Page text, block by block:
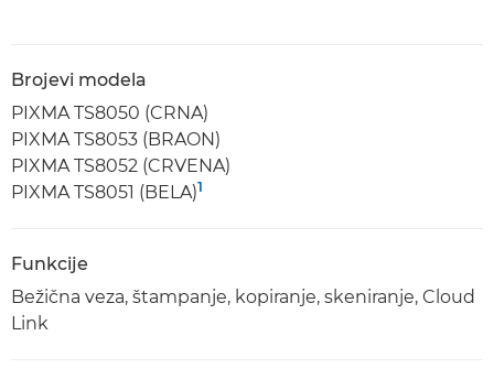
Brojevi modela
PIXMA TS8050 (CRNA)
PIXMA TS8053 (BRAON)
PIXMA TS8052 (CRVENA)
PIXMA TS8051 (BELA)1
Funkcije
Bežična veza, štampanje, kopiranje, skeniranje, Cloud
Link